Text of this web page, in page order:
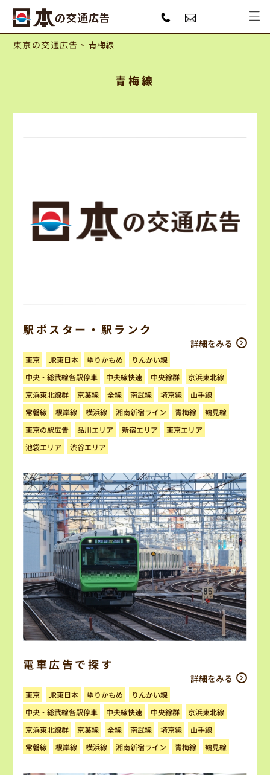
東京の交通広告 青梅線
青梅線
駅ポスター・駅ランク
詳細をみる
東京 JR東日本 ゆりかもめ りんかい線
中央・総武線各駅停車 中央線快速 中央線群 京浜東北線
京浜東北線群 京葉線 全線 南武線 埼京線
山手線
常磐線
根岸線 横浜線 湘南新宿ライン 青梅線 鶴見線
東京の駅広告 品川エリア 新宿エリア
東京エリア
池袋エリア
渋谷エリア
電車広告で探す
詳細をみる
東京 JR東日本 ゆりかもめ りんかい線
中央・総武線各駅停車 中央線快速 中央線群 京浜東北線
京浜東北線群 京葉線 全線 南武線 埼京線
山手線
常磐線
根岸線 横浜線 湘南新宿ライン 青梅線 鶴見線